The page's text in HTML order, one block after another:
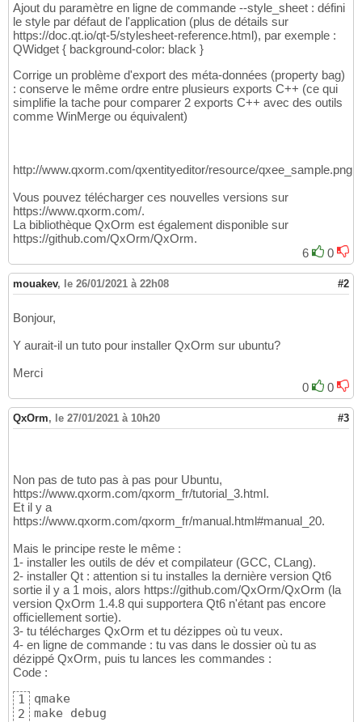
Ajout du paramètre en ligne de commande --style_sheet : défini
le style par défaut de l'application (plus de détails sur
https://doc.qt.io/qt-5/stylesheet-reference.html), par exemple :
QWidget { background-color: black }
Corrige un problème d'export des méta-données (property bag)
: conserve le même ordre entre plusieurs exports C++ (ce qui
simplifie la tache pour comparer 2 exports C++ avec des outils
comme WinMerge ou équivalent)
http://www.qxorm.com/qxentityeditor/resource/qxee_sample.png
Vous pouvez télécharger ces nouvelles versions sur
https://www.qxorm.com/.
La bibliothèque QxOrm est également disponible sur
https://github.com/QxOrm/QxOrm.
6
0
mouakev, le 26/01/2021 à 22h08 #2
Bonjour,
Y aurait-il un tuto pour installer QxOrm sur ubuntu?
Merci
0
0
QxOrm, le 27/01/2021 à 10h20 #3
Non pas de tuto pas à pas pour Ubuntu,
https://www.qxorm.com/qxorm_fr/tutorial_3.html.
Et il y a
https://www.qxorm.com/qxorm_fr/manual.html#manual_20.
Mais le principe reste le même :
1- installer les outils de dév et compilateur (GCC, CLang).
2- installer Qt : attention si tu installes la dernière version Qt6
sortie il y a 1 mois, alors https://github.com/QxOrm/QxOrm (la
version QxOrm 1.4.8 qui supportera Qt6 n'étant pas encore
officiellement sortie).
3- tu télécharges QxOrm et tu dézippes où tu veux.
4- en ligne de commande : tu vas dans le dossier où tu as
dézippé QxOrm, puis tu lances les commandes :
Code :
1
2
qmake
make debug